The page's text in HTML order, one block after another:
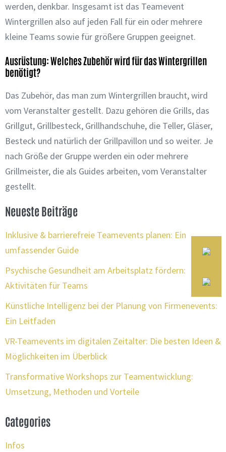
werden, denkbar. Insgesamt ist das Teamevent
Wintergrillen also auf jeden Fall für ein oder mehrere
kleine Teams sowie für größere Gruppen geeignet.
Ausrüstung: Welches Zubehör wird für das Wintergrillen
benötigt?
Das Zubehör, das man zum Wintergrillen braucht, wird
vom Veranstalter gestellt. Dazu gehören die Grills, das
Grillgut, Grillbesteck, Grillhandschuhe, die Teller, Gläser,
Besteck und natürlich der Grillpavillon und so weiter. Je
nach Größe der Gruppe werden ein oder mehrere
Grillmeister, die als Guides arbeiten, vom Veranstalter
gestellt.
Neueste Beiträge
Inklusive & barrierefreie Teamevents planen: Ein
umfassender Guide
Psychische Gesundheit am Arbeitsplatz fördern:
Aktivitäten für Teams
Künstliche Intelligenz bei der Planung von Firmenevents:
Ein Leitfaden
VR-Teamevents im digitalen Zeitalter: Die besten Ideen &
Möglichkeiten im Überblick
Transformative Workshops zur Teamentwicklung:
Umsetzung, Methoden und Vorteile
Categories
Infos